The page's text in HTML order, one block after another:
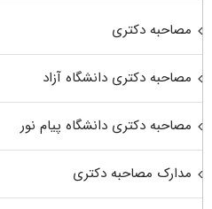
مصاحبه دکتری
مصاحبه دکتری دانشگاه آزاد
مصاحبه دکتری دانشگاه پیام نور
مدارک مصاحبه دکتری